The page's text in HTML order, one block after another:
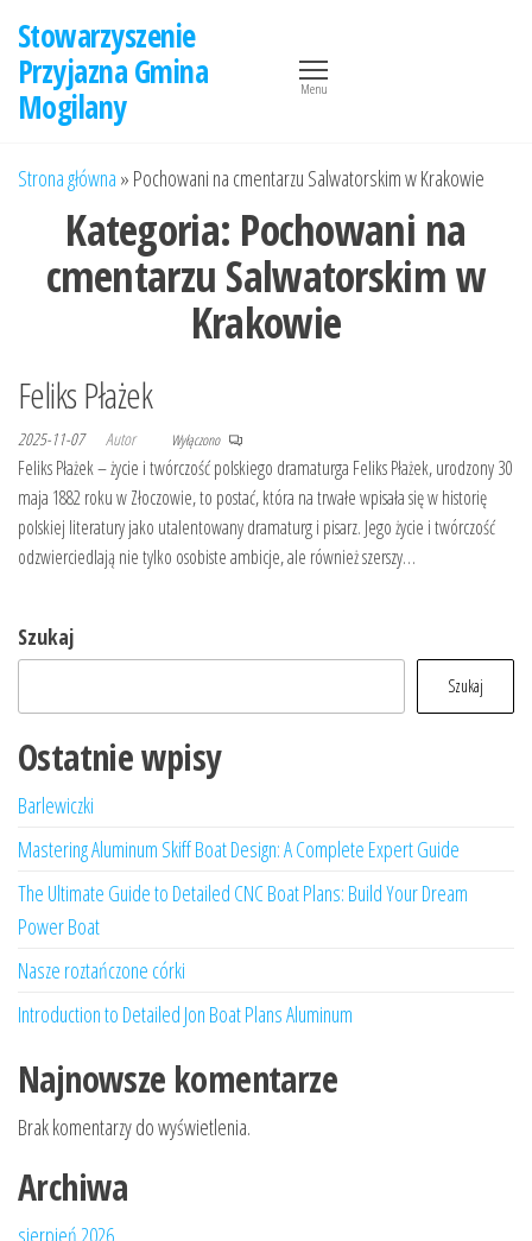
treści
Stowarzyszenie
Przyjazna Gmina
Mogilany
Menu
Strona główna » Pochowani na cmentarzu Salwatorskim w Krakowie
Kategoria: Pochowani na
cmentarzu Salwatorskim w
Krakowie
Feliks Płażek
2025-11-07 Autor Wyłączono
Feliks Płażek – życie i twórczość polskiego dramaturga Feliks Płażek, urodzony 30
maja 1882 roku w Złoczowie, to postać, która na trwałe wpisała się w historię
polskiej literatury jako utalentowany dramaturg i pisarz. Jego życie i twórczość
odzwierciedlają nie tylko osobiste ambicje, ale również szerszy…
Szukaj
Szukaj
Ostatnie wpisy
Barlewiczki
Mastering Aluminum Skiff Boat Design: A Complete Expert Guide
The Ultimate Guide to Detailed CNC Boat Plans: Build Your Dream
Power Boat
Nasze roztańczone córki
Introduction to Detailed Jon Boat Plans Aluminum
Najnowsze komentarze
Brak komentarzy do wyświetlenia.
Archiwa
sierpień 2026